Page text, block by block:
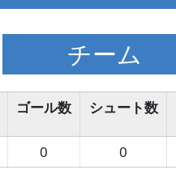
チーム
ゴール数 シュート数
0 0